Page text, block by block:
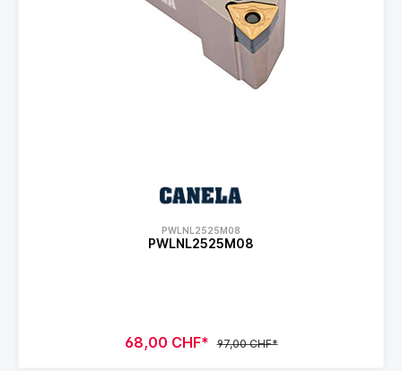
PWLNL2525M08
PWLNL2525M08
68,00 CHF* 97,00 CHF*